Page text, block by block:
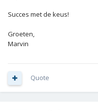
Succes met de keus!
Groeten,
Marvin
Quote